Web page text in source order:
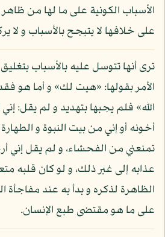
الأسباب الكونية على ما لها من
على خلافها لا يتبجح بالأسباب و لا
ترى أنها تتوسل عليه بالأسباب بتغليق
الأمر بقولها: «هيت لك» و أما هو
الله» فلم يجبها بتهديد و لم يقل: إني
أخونه أو إني من بيت النبوة و
تمنعني من الفحشاء، و لم يقل إني
عذابه إلى غير ذلك، و لو كان قلبه
الظاهرة لذكره و بدأ به عند مفاجأة
على ما هو مقتضى طبع الإنسان.